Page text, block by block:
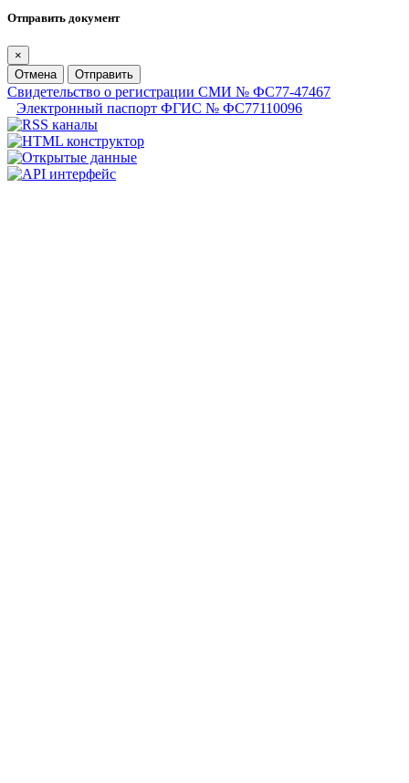
Отправить документ
×
Отмена
Отправить
Свидетельство о регистрации СМИ № ФС77-47467
Электронный паспорт ФГИС № ФС77110096